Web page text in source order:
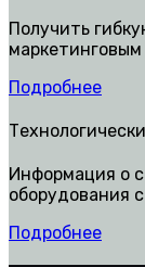
Получить
Подробнее
Информация о
оборудования
Подробнее